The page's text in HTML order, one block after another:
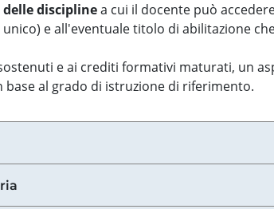
disciplinea cui il docente può
e all'eventuale titolo di abilitazione
e ai crediti formativi maturati, un
base al grado di istruzione di riferimento.